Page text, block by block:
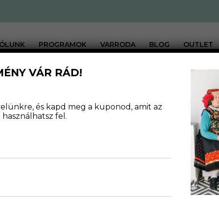
PROGRAMOK VARRODA BLOG OUTLET
2022.12.02. 2024.08.09.
VÁR RÁD!
és kapd meg a kuponod, amit az
fel.